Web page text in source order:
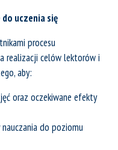
uczenia się
procesu
realizacji celów lektorów i
aby:
oraz oczekiwane efekty
do poziomu